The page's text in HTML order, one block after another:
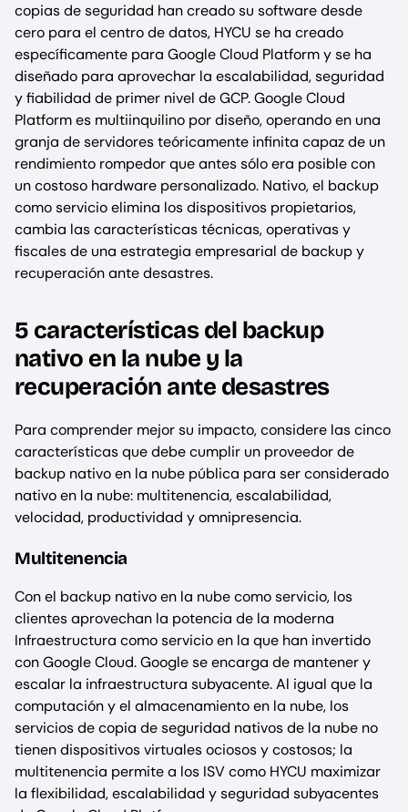
copias de seguridad han creado su software desde
cero para el centro de datos, HYCU se ha creado
específicamente para Google Cloud Platform y se ha
diseñado para aprovechar la escalabilidad, seguridad
y fiabilidad de primer nivel de GCP. Google Cloud
Platform es multiinquilino por diseño, operando en una
granja de servidores teóricamente infinita capaz de un
rendimiento rompedor que antes sólo era posible con
un costoso hardware personalizado. Nativo, el backup
como servicio elimina los dispositivos propietarios,
cambia las características técnicas, operativas y
fiscales de una estrategia empresarial de backup y
recuperación ante desastres.
5 características del backup
nativo en la nube y la
recuperación ante desastres
Para comprender mejor su impacto, considere las cinco
características que debe cumplir un proveedor de
backup nativo en la nube pública para ser considerado
nativo en la nube: multitenencia, escalabilidad,
velocidad, productividad y omnipresencia.
Multitenencia
Con el backup nativo en la nube como servicio, los
clientes aprovechan la potencia de la moderna
Infraestructura como servicio en la que han invertido
con Google Cloud. Google se encarga de mantener y
escalar la infraestructura subyacente. Al igual que la
computación y el almacenamiento en la nube, los
servicios de copia de seguridad nativos de la nube no
tienen dispositivos virtuales ociosos y costosos; la
multitenencia permite a los ISV como HYCU maximizar
la flexibilidad, escalabilidad y seguridad subyacentes